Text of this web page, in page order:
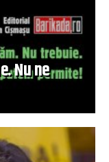
Nu ne